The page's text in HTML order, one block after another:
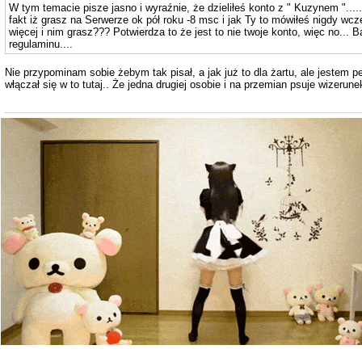
W tym temacie pisze jasno i wyraźnie, że dzieliłeś konto z " Kuzynem
fakt iż grasz na Serwerze ok pół roku -8 msc i jak Ty to mówiłeś nigdy
więcej i nim grasz??? Potwierdza to że jest to nie twoje konto, więc no...
regulaminu....
Nie przypominam sobie żebym tak pisał, a jak już to dla żartu, ale jestem
włączał się w to tutaj.. Że jedna drugiej osobie i na przemian psuje